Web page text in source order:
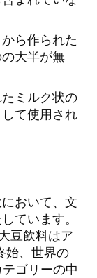
ら作られた
大半が無
ミルク状の
て使用され
おいて、文
ています。
豆飲料はア
始、世界の
ゴリーの中